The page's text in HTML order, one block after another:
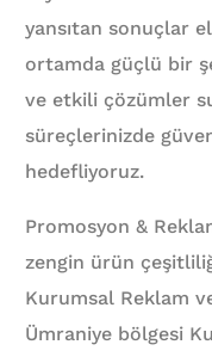
yansıtan sonuçlar
ortamda güçlü bir
ve etkili çözümler
süreçlerinizde
hedefliyoruz.
Promosyon &
zengin ürün
Kurumsal Reklam
Ümraniye bölgesi